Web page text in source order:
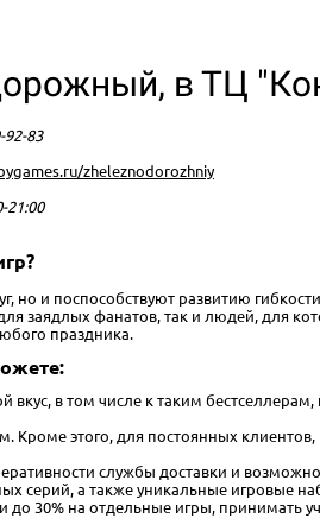
в ТЦ
92-83
zheleznodorozhniy
21:00
но и поспособствуют развитию
заядлых фанатов, так и людей, для
праздника.
вкус, в том числе к таким
этого, для постоянных
службы доставки и
серий, а также уникальные игровые
30% на отдельные игры, принимать